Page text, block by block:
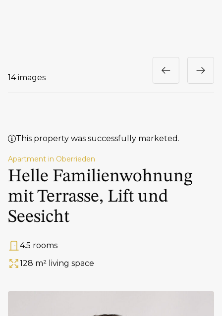
14 images
This property was successfully marketed.
Apartment in Oberrieden
Helle Familienwohnung
mit Terrasse, Lift und
Seesicht
Rooms
4.5 rooms
Area
128 m² living space